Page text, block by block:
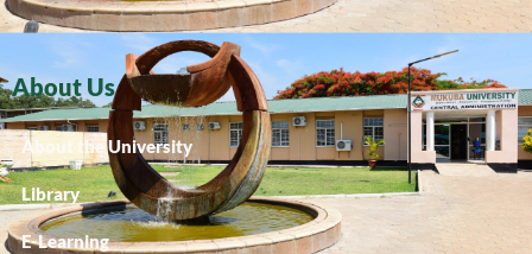
About Us
About the University
Library
E-Learning